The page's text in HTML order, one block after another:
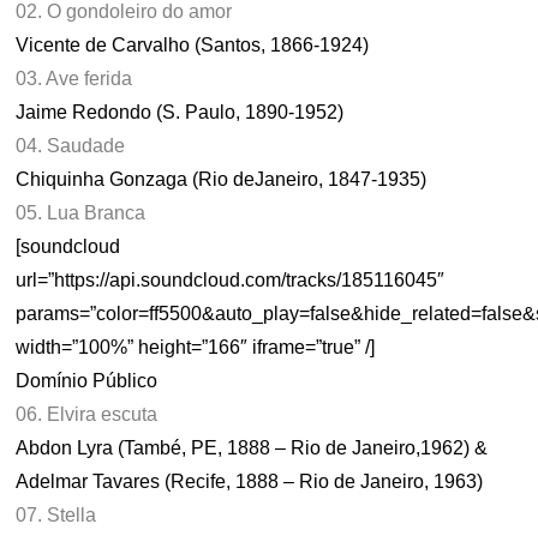
02. O gondoleiro do amor
Vicente de Carvalho (Santos, 1866-1924)
03. Ave ferida
Jaime Redondo (S. Paulo, 1890-1952)
04. Saudade
Chiquinha Gonzaga (Rio deJaneiro, 1847-1935)
05. Lua Branca
[soundcloud
url=”https://api.soundcloud.com/tracks/185116045″
width=”100%” height=”166″ iframe=”true” /]
Domínio Público
06. Elvira escuta
Abdon Lyra (També, PE, 1888 – Rio de Janeiro,1962) &
Adelmar Tavares (Recife, 1888 – Rio de Janeiro, 1963)
07. Stella